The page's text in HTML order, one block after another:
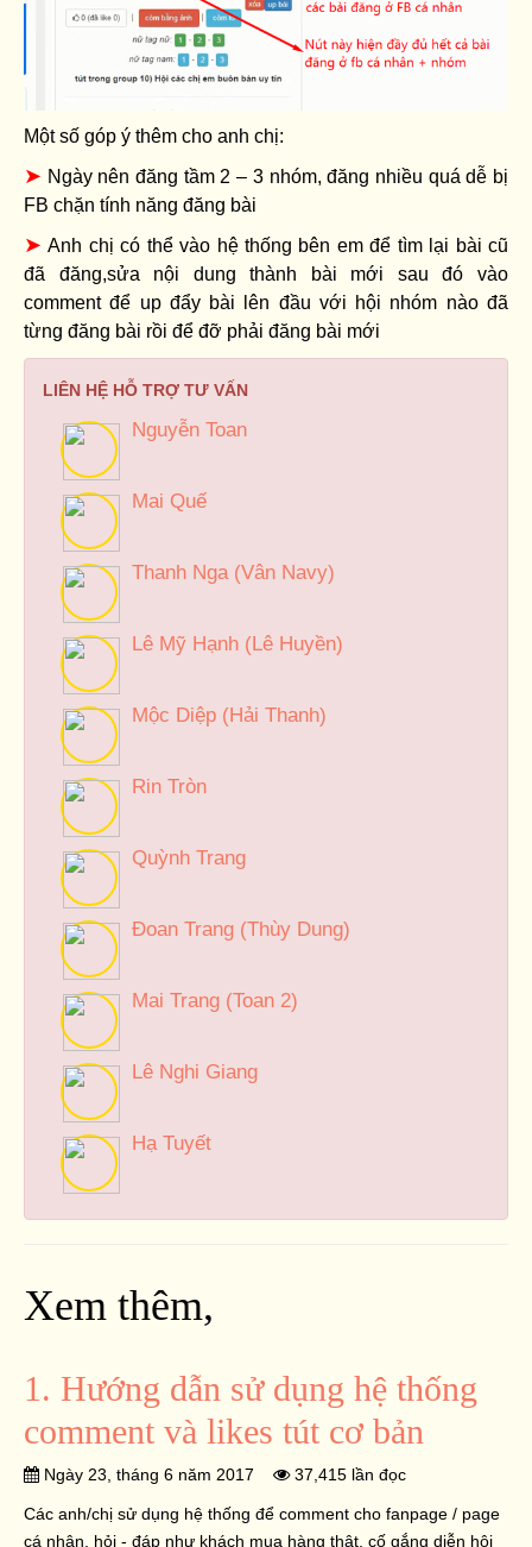
Một số góp ý thêm cho anh chị:
➤ Ngày nên đăng tầm 2 – 3 nhóm, đăng nhiều quá dễ bị
FB chặn tính năng đăng bài
➤ Anh chị có thể vào hệ thống bên em để tìm lại bài cũ
đã đăng,sửa nội dung thành bài mới sau đó vào
comment để up đẩy bài lên đầu với hội nhóm nào đã
từng đăng bài rồi để đỡ phải đăng bài mới
LIÊN HỆ HỖ TRỢ TƯ VẤN
Nguyễn Toan
Mai Quế
Thanh Nga (Vân Navy)
Lê Mỹ Hạnh (Lê Huyền)
Mộc Diệp (Hải Thanh)
Rin Tròn
Quỳnh Trang
Đoan Trang (Thùy Dung)
Mai Trang (Toan 2)
Lê Nghi Giang
Hạ Tuyết
Xem thêm,
1. Hướng dẫn sử dụng hệ thống
comment và likes tút cơ bản
Ngày 23, tháng 6 năm 2017 37,415 lần đọc
Các anh/chị sử dụng hệ thống để comment cho fanpage / page
cá nhân, hỏi - đáp như khách mua hàng thật, cố gắng diễn hội